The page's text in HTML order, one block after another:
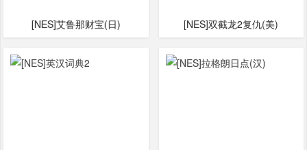
[NES]艾鲁那财宝(日) [NES]双截龙2复仇(美)